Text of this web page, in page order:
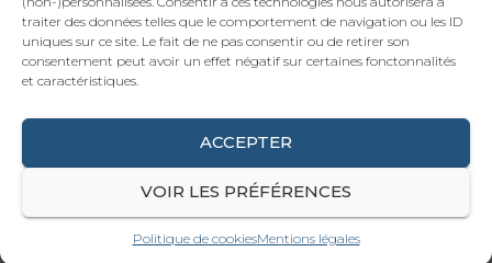
traiter des données telles que le comportement de navigation ou les ID
uniques sur ce site. Le fait de ne pas consentir ou de retirer son
consentement peut avoir un effet négatif sur certaines fonctonnalités
et caractéristiques.
ACCEPTER
VOIR LES PRÉFÉRENCES
Politique de cookiesMentions légales
A l’issue de votre projet, nous vous proposons
également une formation webmarketing, plus
généraliste, Réussir ses actions webmarketing
Découvrez aussi notre formation certifiante :